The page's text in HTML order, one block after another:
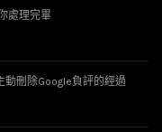
處理完畢
刪除Google負評的經過